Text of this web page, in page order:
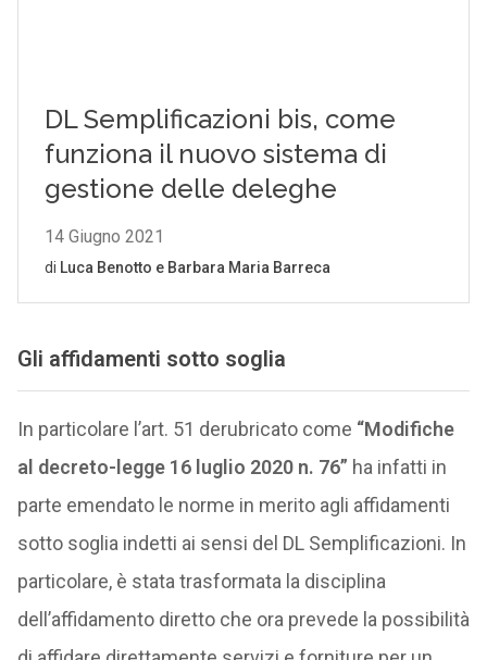
Gli affidamenti sotto soglia
In particolare l’art. 51 derubricato come “Modifiche
al decreto-legge 16 luglio 2020 n. 76” ha infatti in
parte emendato le norme in merito agli affidamenti
sotto soglia indetti ai sensi del DL Semplificazioni. In
particolare, è stata trasformata la disciplina
dell’affidamento diretto che ora prevede la possibilità